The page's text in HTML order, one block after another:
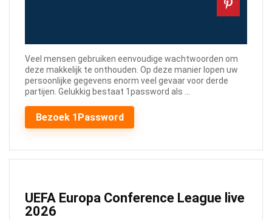
Veel mensen gebruiken eenvoudige wachtwoorden om
deze makkelijk te onthouden. Op deze manier lopen uw
persoonlijke gegevens enorm veel gevaar voor derde
partijen. Gelukkig bestaat 1password als ...
Bezoek 1Password
UEFA Europa Conference League live
2026